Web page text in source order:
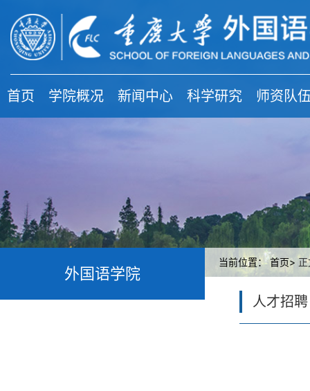
首页 学院概况 新闻中心 科学研究 师资队
外国语学院
当前位置： 首页> 正
人才招聘